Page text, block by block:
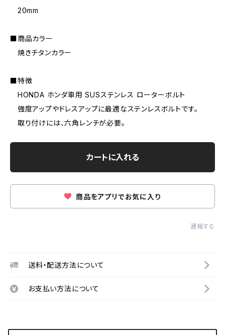
20mm
■商品カラー
焼きチタンカラー
■特徴
HONDA ホンダ車用 SUSステンレス ローターボルト
強度アップやドレスアップに最適なステンレスボルトです。
取り付けには、六角レンチが必要。
カートに入れる
商品をアプリでお気に入り
通報する
送料・配送方法について
お支払い方法について